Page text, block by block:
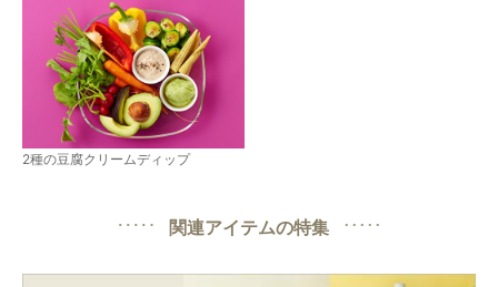
2種の豆腐クリームディップ
関連アイテムの特集